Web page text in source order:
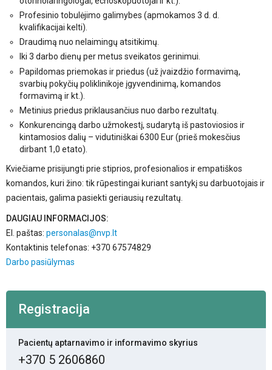
Profesinio tobulėjimo galimybes (apmokamos 3 d. d.
kvalifikacijai kelti).
Draudimą nuo nelaimingų atsitikimų.
Iki 3 darbo dienų per metus sveikatos gerinimui.
Papildomas priemokas ir priedus (už įvaizdžio formavimą,
svarbių pokyčių poliklinikoje įgyvendinimą, komandos
formavimą ir kt.).
Metinius priedus priklausančius nuo darbo rezultatų.
Konkurencingą darbo užmokestį, sudarytą iš pastoviosios ir
kintamosios dalių – vidutiniškai 6300 Eur (prieš mokesčius
dirbant 1,0 etato).
Kviečiame prisijungti prie stiprios, profesionalios ir empatiškos
komandos, kuri žino: tik rūpestingai kuriant santykį su darbuotojais ir
pacientais, galima pasiekti geriausių rezultatų.
DAUGIAU INFORMACIJOS:
El. paštas: personalas@nvp.lt
Kontaktinis telefonas: +370 67574829
Darbo pasiūlymas
Registracija
Pacientų aptarnavimo ir informavimo skyrius
+370 5 2606860